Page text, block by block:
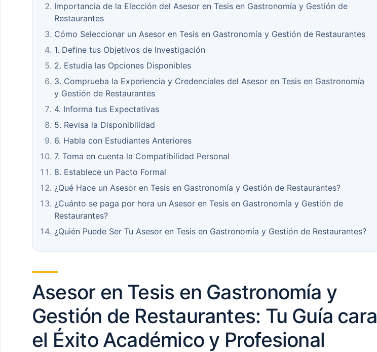
Importancia de la Elección del Asesor en Tesis en Gastronomía y Gestión de
Restaurantes
Cómo Seleccionar un Asesor en Tesis en Gastronomía y Gestión de Restaurantes
1. Define tus Objetivos de Investigación
2. Estudia las Opciones Disponibles
3. Comprueba la Experiencia y Credenciales del Asesor en Tesis en Gastronomía
y Gestión de Restaurantes
4. Informa tus Expectativas
5. Revisa la Disponibilidad
6. Habla con Estudiantes Anteriores
7. Toma en cuenta la Compatibilidad Personal
8. Establece un Pacto Formal
¿Qué Hace un Asesor en Tesis en Gastronomía y Gestión de Restaurantes?
¿Cuánto se paga por hora un Asesor en Tesis en Gastronomía y Gestión de
Restaurantes?
¿Quién Puede Ser Tu Asesor en Tesis en Gastronomía y Gestión de Restaurantes?
Asesor en Tesis en Gastronomía y
Gestión de Restaurantes: Tu Guía cara
el Éxito Académico y Profesional